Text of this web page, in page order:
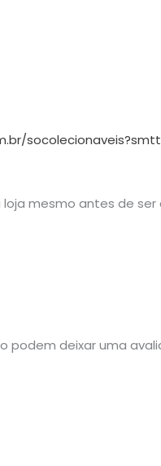
mesmo antes de ser
podem deixar uma